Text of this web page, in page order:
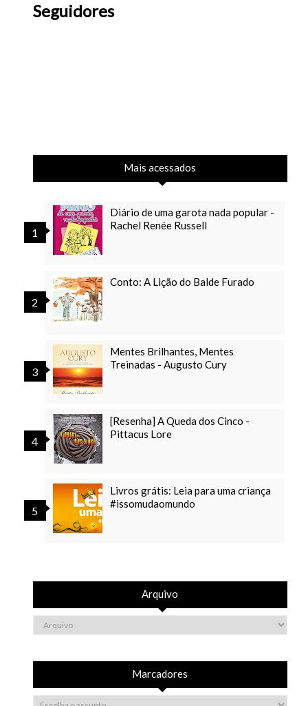
Seguidores
Mais acessados
Diário de uma garota nada popular -
Rachel Renée Russell
Conto: A Lição do Balde Furado
Mentes Brilhantes, Mentes
Treinadas - Augusto Cury
[Resenha] A Queda dos Cinco -
Pittacus Lore
Livros grátis: Leia para uma criança
#issomudaomundo
Arquivo
Marcadores